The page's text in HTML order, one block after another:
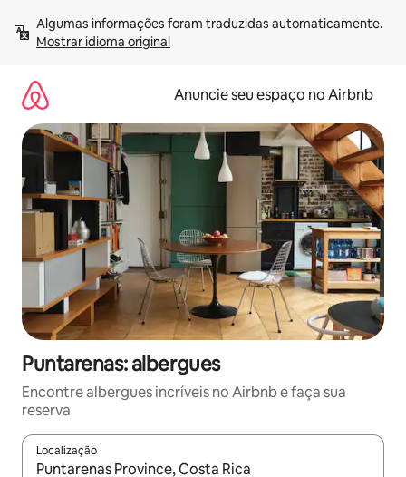
para
Mostrar idioma original
Anuncie seu espaço no Airbnb
Puntarenas: albergues
Encontre albergues incríveis no Airbnb e faça sua
reserva
Localização
Quando os resultados estiverem disponíveis, explore-os